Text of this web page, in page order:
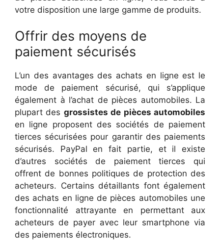
votre disposition une large gamme de produits.
Offrir des moyens de
paiement sécurisés
L’un des avantages des achats en ligne est le
mode de paiement sécurisé, qui s’applique
également à l’achat de pièces automobiles. La
plupart des grossistes de pièces automobiles
en ligne proposent des sociétés de paiement
tierces sécurisées pour garantir des paiements
sécurisés. PayPal en fait partie, et il existe
d’autres sociétés de paiement tierces qui
offrent de bonnes politiques de protection des
acheteurs. Certains détaillants font également
des achats en ligne de pièces automobiles une
fonctionnalité attrayante en permettant aux
acheteurs de payer avec leur smartphone via
des paiements électroniques.